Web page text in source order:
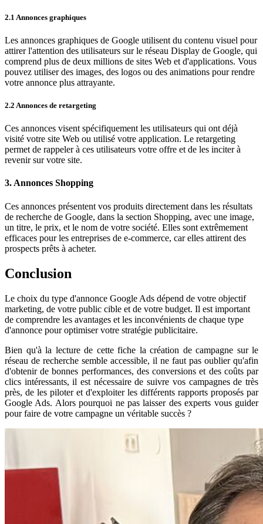
2.1 Annonces graphiques
Les annonces graphiques de Google utilisent du contenu visuel pour
attirer l'attention des utilisateurs sur le réseau Display de Google, qui
comprend plus de deux millions de sites Web et d'applications. Vous
pouvez utiliser des images, des logos ou des animations pour rendre
votre annonce plus attrayante.
2.2 Annonces de retargeting
Ces annonces visent spécifiquement les utilisateurs qui ont déjà
visité votre site Web ou utilisé votre application. Le retargeting
permet de rappeler à ces utilisateurs votre offre et de les inciter à
revenir sur votre site.
3. Annonces Shopping
Ces annonces présentent vos produits directement dans les résultats
de recherche de Google, dans la section Shopping, avec une image,
un titre, le prix, et le nom de votre société. Elles sont extrêmement
efficaces pour les entreprises de e-commerce, car elles attirent des
prospects prêts à acheter.
Conclusion
Le choix du type d'annonce Google Ads dépend de votre objectif
marketing, de votre public cible et de votre budget. Il est important
de comprendre les avantages et les inconvénients de chaque type
d'annonce pour optimiser votre stratégie publicitaire.
Bien qu'à la lecture de cette fiche la création de campagne sur le
réseau de recherche semble accessible, il ne faut pas oublier qu'afin
d'obtenir de bonnes performances, des conversions et des coûts par
clics intéressants, il est nécessaire de suivre vos campagnes de très
près, de les piloter et d'exploiter les différents rapports proposés par
Google Ads. Alors pourquoi ne pas laisser des experts vous guider
pour faire de votre campagne un véritable succès ?